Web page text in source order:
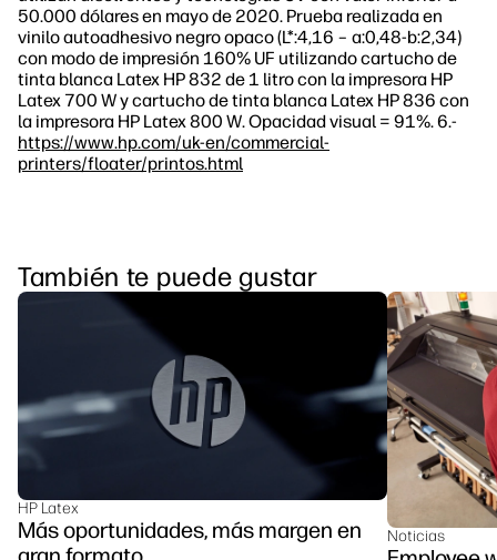
50.000 dólares en mayo de 2020. Prueba realizada en
vinilo autoadhesivo negro opaco (L*:4,16 – a:0,48-b:2,34)
con modo de impresión 160% UF utilizando cartucho de
tinta blanca Latex HP 832 de 1 litro con la impresora HP
Latex 700 W y cartucho de tinta blanca Latex HP 836 con
la impresora HP Latex 800 W. Opacidad visual = 91%. 6.-
https://www.hp.com/uk-en/commercial-
printers/floater/printos.html
También te puede gustar
HP Latex
Más oportunidades, más margen en
Noticias